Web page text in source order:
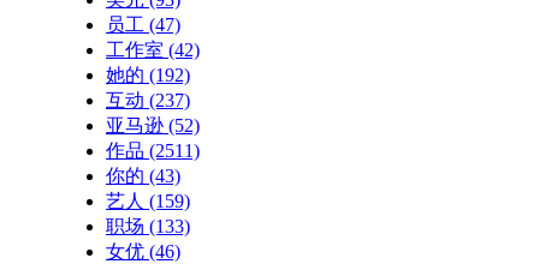
员工 (47)
工作室 (42)
她的 (192)
互动 (237)
亚马逊 (52)
作品 (2511)
你的 (43)
艺人 (159)
职场 (133)
女优 (46)